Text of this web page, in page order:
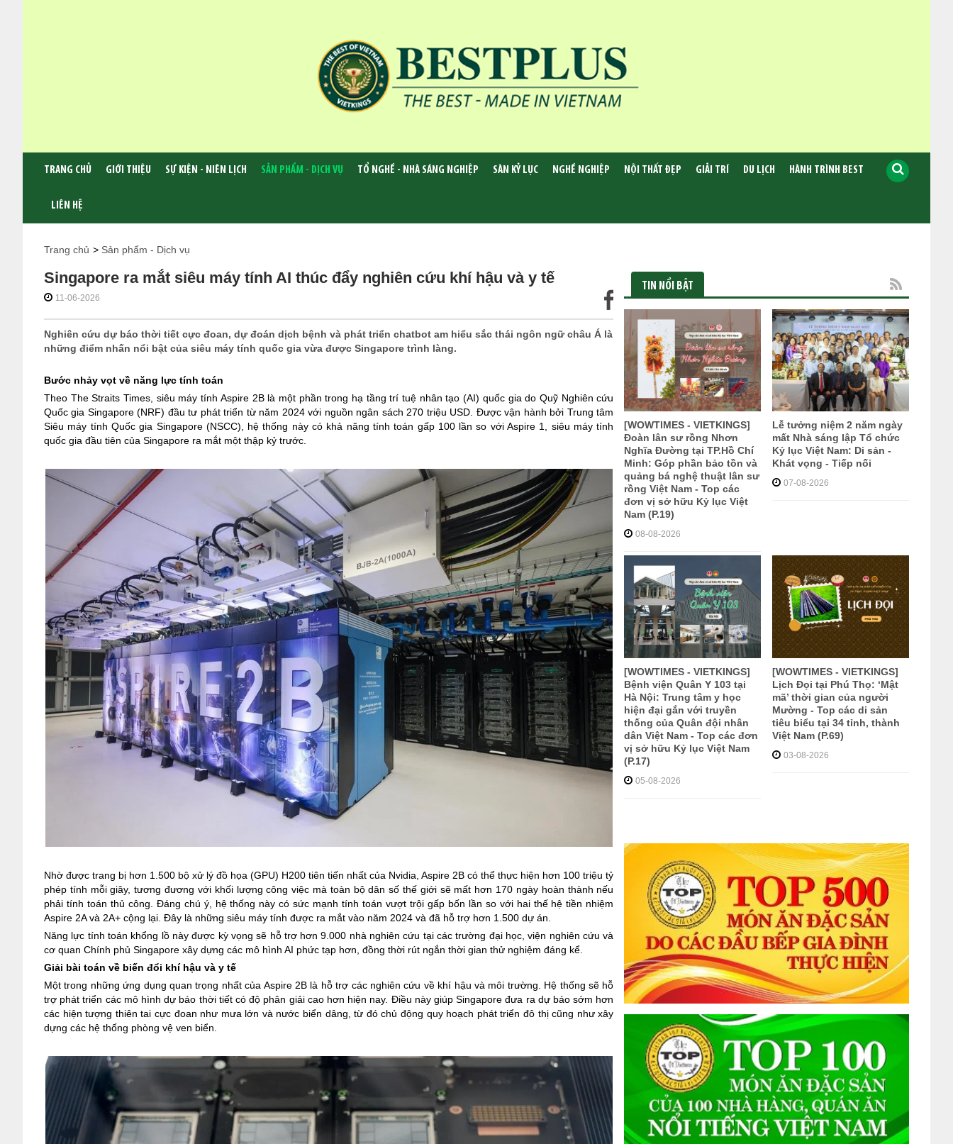
TRANG CHỦ GIỚI THIỆU SỰ KIỆN - NIÊN LỊCH SẢN PHẨM - DỊCH VỤ TỔ NGHỀ - NHÀ SÁNG NGHIỆP SÀN KỶ LỤC NGHỀ NGHIỆP NỘI THẤT ĐẸP GIẢI TRÍ DU LỊCH HÀNH TRÌNH BEST
LIÊN HỆ
Trang chủ > Sản phẩm - Dịch vụ
Singapore ra mắt siêu máy tính AI thúc đẩy nghiên cứu khí hậu và y tế
11-06-2026
Nghiên cứu dự báo thời tiết cực đoan, dự đoán dịch bệnh và phát triển chatbot am hiểu sắc thái ngôn ngữ châu Á là
những điểm nhấn nổi bật của siêu máy tính quốc gia vừa được Singapore trình làng.
Bước nhảy vọt về năng lực tính toán
Theo The Straits Times, siêu máy tính Aspire 2B là một phần trong hạ tầng trí tuệ nhân tạo (AI) quốc gia do Quỹ Nghiên cứu
Quốc gia Singapore (NRF) đầu tư phát triển từ năm 2024 với nguồn ngân sách 270 triệu USD. Được vận hành bởi Trung tâm
Siêu máy tính Quốc gia Singapore (NSCC), hệ thống này có khả năng tính toán gấp 100 lần so với Aspire 1, siêu máy tính
quốc gia đầu tiên của Singapore ra mắt một thập kỷ trước.
Nhờ được trang bị hơn 1.500 bộ xử lý đồ họa (GPU) H200 tiên tiến nhất của Nvidia, Aspire 2B có thể thực hiện hơn 100 triệu tỷ
phép tính mỗi giây, tương đương với khối lượng công việc mà toàn bộ dân số thế giới sẽ mất hơn 170 ngày hoàn thành nếu
phải tính toán thủ công. Đáng chú ý, hệ thống này có sức mạnh tính toán vượt trội gấp bốn lần so với hai thế hệ tiền nhiệm
Aspire 2A và 2A+ cộng lại. Đây là những siêu máy tính được ra mắt vào năm 2024 và đã hỗ trợ hơn 1.500 dự án.
Năng lực tính toán khổng lồ này được kỳ vọng sẽ hỗ trợ hơn 9.000 nhà nghiên cứu tại các trường đại học, viện nghiên cứu và
cơ quan Chính phủ Singapore xây dựng các mô hình AI phức tạp hơn, đồng thời rút ngắn thời gian thử nghiệm đáng kể.
Giải bài toán về biến đổi khí hậu và y tế
Một trong những ứng dụng quan trọng nhất của Aspire 2B là hỗ trợ các nghiên cứu về khí hậu và môi trường. Hệ thống sẽ hỗ
trợ phát triển các mô hình dự báo thời tiết có độ phân giải cao hơn hiện nay. Điều này giúp Singapore đưa ra dự báo sớm hơn
các hiện tượng thiên tai cực đoan như mưa lớn và nước biển dâng, từ đó chủ động quy hoạch phát triển đô thị cũng như xây
dựng các hệ thống phòng vệ ven biển.
TIN NỔI BẬT
[WOWTIMES - VIETKINGS]
Đoàn lân sư rồng Nhơn
Nghĩa Đường tại TP.Hồ Chí
Minh: Góp phần bảo tồn và
quảng bá nghệ thuật lân sư
rồng Việt Nam - Top các
đơn vị sở hữu Kỷ lục Việt
Nam (P.19)
08-08-2026
Lễ tưởng niệm 2 năm ngày
mất Nhà sáng lập Tổ chức
Kỷ lục Việt Nam: Di sản -
Khát vọng - Tiếp nối
07-08-2026
[WOWTIMES - VIETKINGS]
Bệnh viện Quân Y 103 tại
Hà Nội: Trung tâm y học
hiện đại gắn với truyền
thống của Quân đội nhân
dân Việt Nam - Top các đơn
vị sở hữu Kỷ lục Việt Nam
(P.17)
05-08-2026
[WOWTIMES - VIETKINGS]
Lịch Đọi tại Phú Thọ: ‘Mật
mã’ thời gian của người
Mường - Top các di sản
tiêu biểu tại 34 tỉnh, thành
Việt Nam (P.69)
03-08-2026